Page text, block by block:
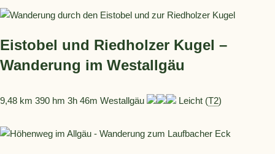
Eistobel und Riedholzer Kugel –
Wanderung im Westallgäu
9,48 km 390 hm 3h 46m Westallgäu Leicht (T2)